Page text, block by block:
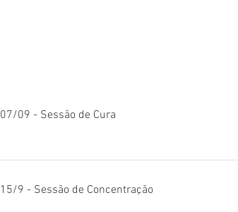
07/09 - Sessão de Cura
15/9 - Sessão de Concentração